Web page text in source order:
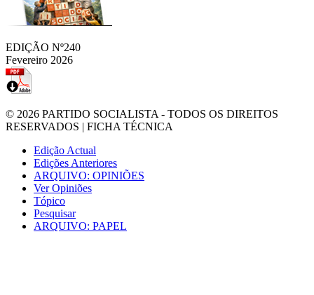
EDIÇÃO Nº240
Fevereiro 2026
© 2026 PARTIDO SOCIALISTA - TODOS OS DIREITOS
RESERVADOS | FICHA TÉCNICA
Edição Actual
Edições Anteriores
ARQUIVO: OPINIÕES
Ver Opiniões
Tópico
Pesquisar
ARQUIVO: PAPEL